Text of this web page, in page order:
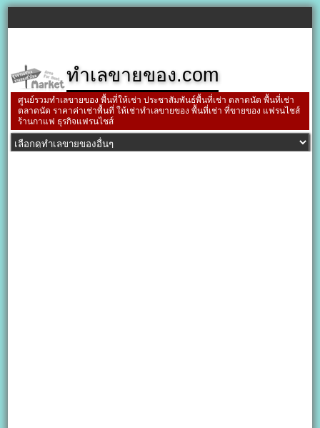
ทำเลขายของ.com
ศูนย์รวมทำเลขายของ พื้นที่ให้เช่า ประชาสัมพันธ์พื้นที่เช่า ตลาดนัด พื้นที่เช่า
ตลาดนัด ราคาค่าเช่าพื้นที่ ให้เช่าทำเลขายของ พื้นที่เช่า ที่ขายของ แฟรนไชส์
ร้านกาแฟ ธุรกิจแฟรนไชส์